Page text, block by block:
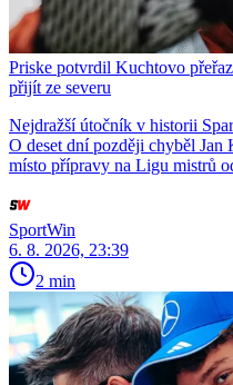
Priske potvrdil Kuchtovo
přijít ze severu
Nejdražší útočník v historii
O deset dní později chyběl
místo přípravy na Ligu mistrů
SportWin
6. 8. 2026, 23:39
2 min